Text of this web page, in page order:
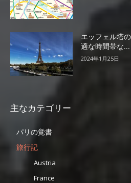
エッフェル塔
適な時間帯な...
2024年1月25日
主なカテゴリー
パリの覚書
旅行記
Austria
France